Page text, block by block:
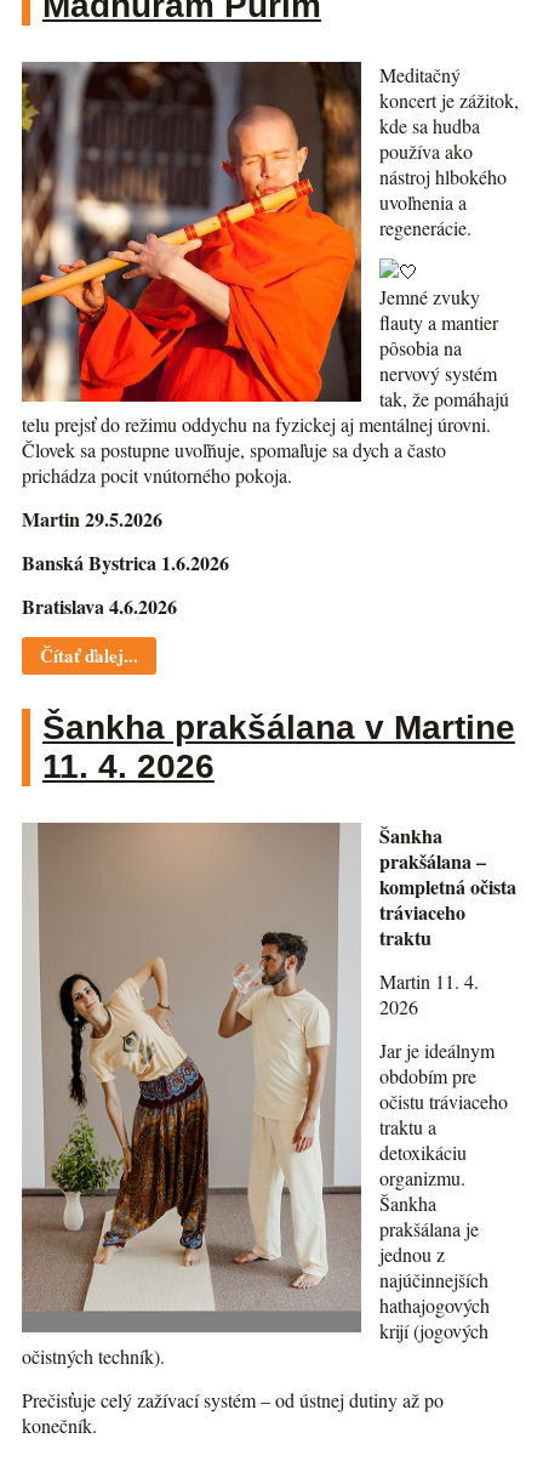
Meditačný
koncert je zážitok,
kde sa hudba
používa ako
nástroj hlbokého
uvoľnenia a
regenerácie.
Jemné zvuky
flauty a mantier
pôsobia na
nervový systém
tak, že pomáhajú
telu prejsť do režimu oddychu na fyzickej aj mentálnej úrovni.
Človek sa postupne uvoľňuje, spomaľuje sa dych a často
prichádza pocit vnútorného pokoja.
Martin 29.5.2026
Banská Bystrica 1.6.2026
Bratislava 4.6.2026
Čítať ďalej...
Šankha prakšálana v Martine
11. 4. 2026
Šankha
prakšálana –
kompletná očista
tráviaceho
traktu
Martin 11. 4.
2026
Jar je ideálnym
obdobím pre
očistu tráviaceho
traktu a
detoxikáciu
organizmu.
Šankha
prakšálana je
jednou z
najúčinnejších
hathajogových
krijí (jogových
očistných techník).
Prečisťuje celý zažívací systém – od ústnej dutiny až po
konečník.